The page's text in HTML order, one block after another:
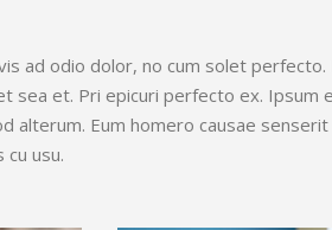
ad odio dolor, no cum solet
sea et. Pri epicuri perfecto ex. Ipsum
alterum. Eum homero causae
usu.